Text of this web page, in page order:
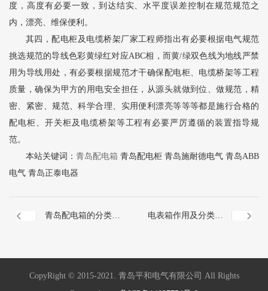
度，高度有必要一致，到达结实、水平度误差控制在规范规范之
内，漂亮、维保便利。
其四，配电柜及电缆桥架厂家工程师指出有必要根据电气规范
挑选规范的导线色彩黄绿红对应ABC相，而黄/绿双色线为地线严禁
用为导线用处，有必要根据规范才干确保配电柜、电缆桥架等工程
质量，确保为甲方的用电安全担任，从源头就做到位、做规范，精
密、紧密、规范、科学合理、实用便利漂亮等等等都是施行合格的
配电柜、开关柜及电缆桥架等工程有必要严厉遵循的装置指导规
范。
本站关键词： 青岛配电箱 青岛配电柜 青岛施耐德电气 青岛ABB
电气 青岛正泰电器
青岛配电箱的分类知 电表箱作用及分类、
CopyRight © 2015-2021. 青岛平和电气有限公司 All Rights